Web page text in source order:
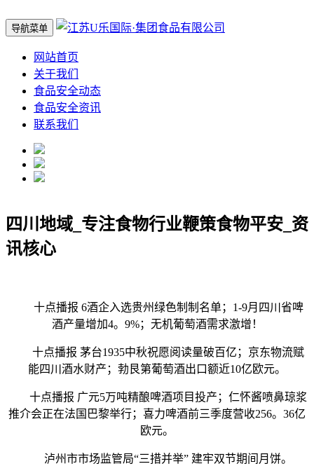
导航菜单
网站首页
关于我们
食品安全动态
食品安全资讯
联系我们
四川地域_专注食物行业鞭策食物平安_资
讯核心
十点播报 6酒企入选贵州绿色制制名单；1-9月四川省啤
酒产量增加4。9%；无机葡萄酒需求激增！
十点播报 茅台1935中秋祝愿阅读量破百亿；京东物流赋
能四川酒水财产；勃艮第葡萄酒出口额近10亿欧元。
十点播报 广元5万吨精酿啤酒项目投产；仁怀酱喷鼻琼浆
推介会正在法国巴黎举行；喜力啤酒前三季度营收256。36亿
欧元。
泸州市市场监管局“三措并举” 建牢双节期间月饼。